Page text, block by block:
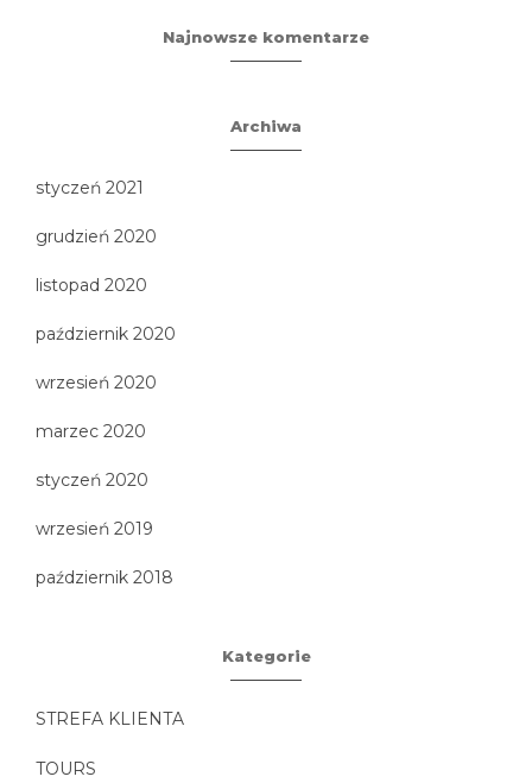
Najnowsze komentarze
Archiwa
styczeń 2021
grudzień 2020
listopad 2020
październik 2020
wrzesień 2020
marzec 2020
styczeń 2020
wrzesień 2019
październik 2018
Kategorie
STREFA KLIENTA
TOURS